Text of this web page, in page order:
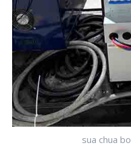
sua chua